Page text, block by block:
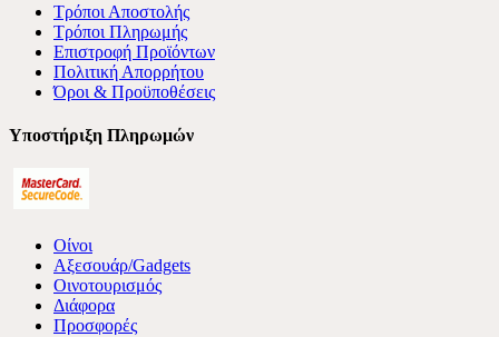
Τρόποι Αποστολής
Τρόποι Πληρωμής
Επιστροφή Προϊόντων
Πολιτική Απορρήτου
Όροι & Προϋποθέσεις
Υποστήριξη Πληρωμών
Οίνοι
Αξεσουάρ/Gadgets
Οινοτουρισμός
Διάφορα
Προσφορές